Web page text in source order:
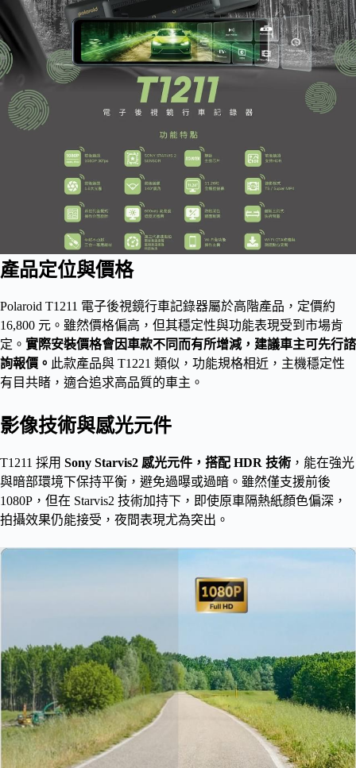
產品定位與價格
Polaroid T1211 電子後視鏡行車記錄器屬於高階產品，定價約
16,800 元。雖然價格偏高，但其穩定性與功能表現受到市場肯
定。 實際安裝價格會因車款不同而有所增減，建議車主可先行諮
詢報價。 此款產品與 T1221 類似，功能規格相近，主機穩定性
有目共睹，適合追求高品質的車主。
影像技術與感光元件
T1211 採用 Sony Starvis2 感光元件，搭配 HDR 技術 ，能在強光
與暗部環境下保持平衡，避免過曝或過暗。雖然僅支援前後
1080P，但在 Starvis2 技術加持下，即使原車隔熱紙顏色偏深，
拍攝效果仍能接受，夜間表現尤為突出。